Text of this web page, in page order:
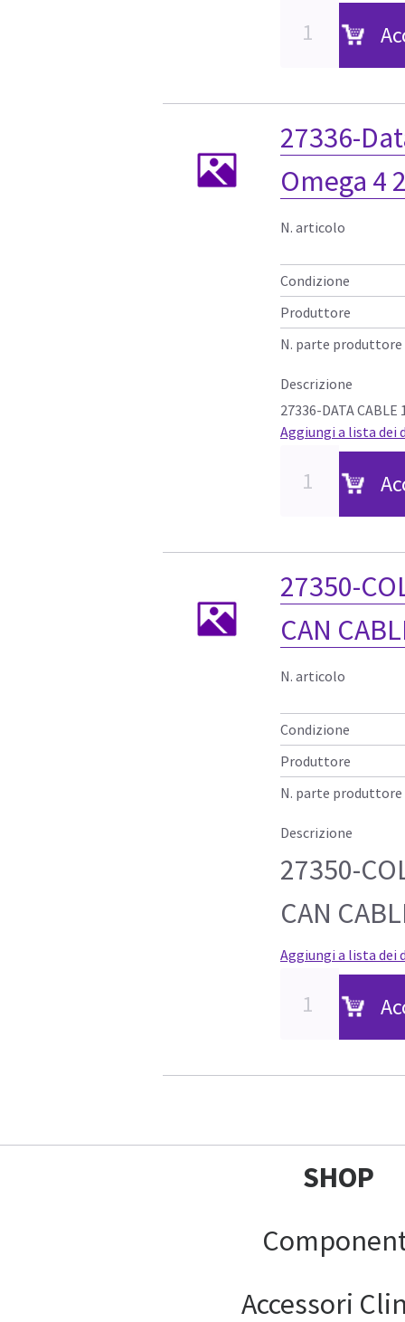
27336-
Omega 4
N. articolo
Condizione
Produttore
N. parte produttore
Descrizione
27336-DATA CABLE
Aggiungi a lista dei
27350-
CAN
N. articolo
Condizione
Produttore
N. parte produttore
Descrizione
27350-
CAN
Aggiungi a lista dei
SHOP
Accessori